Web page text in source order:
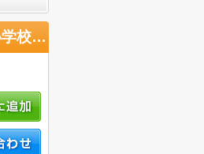
【名古屋市守山区西城1丁目307新築戸建1号棟】仲介手数料無料！西城小学校・守山中学校